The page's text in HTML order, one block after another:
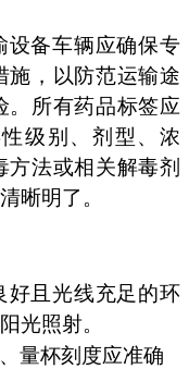
设备车辆应确保专
施，以防范运输途
。所有药品标签应
级别、剂型、浓
方法或相关解毒剂
晰明了。
好且光线充足的环
光照射。
量杯刻度应准确